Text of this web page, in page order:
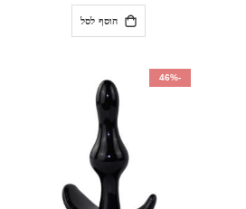
הוסף לסל
-46%